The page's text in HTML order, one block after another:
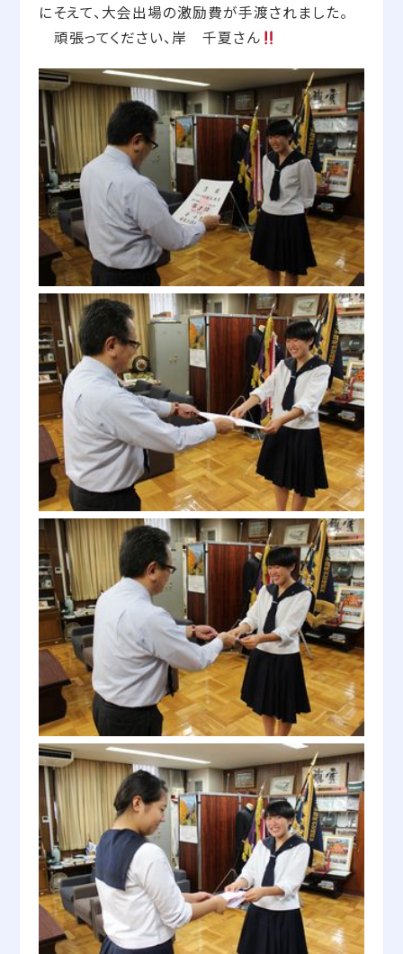
にそえて、大会出場の激励費が手渡されました。
頑張ってください、岸 千夏さん